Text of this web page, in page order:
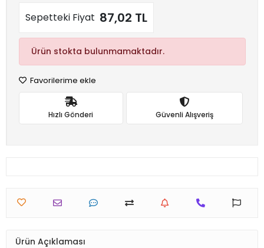
Sepetteki Fiyat 87,02 TL
Ürün stokta bulunmamaktadır.
Favorilerime ekle
Hızlı Gönderi Güvenli Alışveriş
Ürün Açıklaması